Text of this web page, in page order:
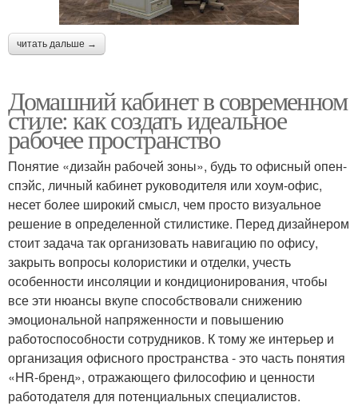
читать дальше →
Домашний кабинет в современном
стиле: как создать идеальное
рабочее пространство
Понятие «дизайн рабочей зоны», будь то офисный опен-
спэйс, личный кабинет руководителя или хоум-офис,
несет более широкий смысл, чем просто визуальное
решение в определенной стилистике. Перед дизайнером
стоит задача так организовать навигацию по офису,
закрыть вопросы колористики и отделки, учесть
особенности инсоляции и кондиционирования, чтобы
все эти нюансы вкупе способствовали снижению
эмоциональной напряженности и повышению
работоспособности сотрудников. К тому же интерьер и
организация офисного пространства - это часть понятия
«HR-бренд», отражающего философию и ценности
работодателя для потенциальных специалистов.